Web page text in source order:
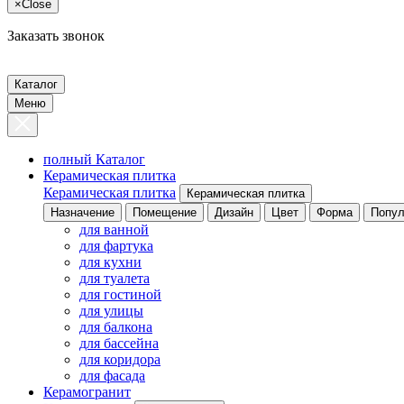
×Close
Заказать звонок
Каталог
Меню
полный Каталог
Керамическая плитка
Керамическая плитка
Керамическая плитка
Назначение
Помещение Дизайн Цвет Форма
для ванной
для фартука
для кухни
для туалета
для гостиной
для улицы
для балкона
для бассейна
для коридора
для фасада
Керамогранит